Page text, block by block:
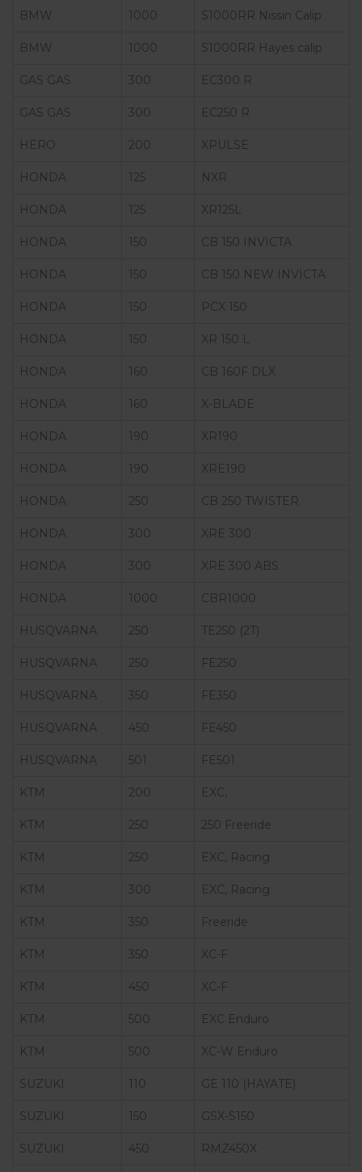
BMW 1000 S1000RR Nissin Calip
BMW 1000 S1000RR Hayes calip
GAS GAS 300 EC300 R
GAS GAS 300 EC250 R
HERO 200 XPULSE
HONDA 125 NXR
HONDA 125 XR125L
HONDA 150 CB 150 INVICTA
HONDA 150 CB 150 NEW INVICTA
HONDA 150 PCX 150
HONDA 150 XR 150 L
HONDA 160 CB 160F DLX
HONDA 160 X-BLADE
HONDA 190 XR190
HONDA 190 XRE190
HONDA 250 CB 250 TWISTER
HONDA 300 XRE 300
HONDA 300 XRE 300 ABS
HONDA 1000 CBR1000
HUSQVARNA 250 TE250 (2T)
HUSQVARNA 250 FE250
HUSQVARNA 350 FE350
HUSQVARNA 450 FE450
HUSQVARNA 501 FE501
KTM 200 EXC,
KTM 250 250 Freeride
KTM 250 EXC, Racing
KTM 300 EXC, Racing
KTM 350 Freeride
KTM 350 XC-F
KTM 450 XC-F
KTM 500 EXC Enduro
KTM 500 XC-W Enduro
SUZUKI 110 GE 110 (HAYATE)
SUZUKI 150 GSX-S150
SUZUKI 450 RMZ450X